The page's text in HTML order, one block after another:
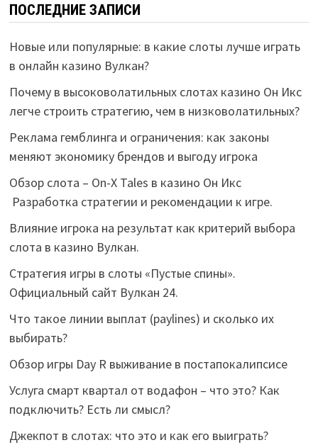
ПОСЛЕДНИЕ ЗАПИСИ
Новые или популярные: в какие слоты лучше играть
в онлайн казино Вулкан?
Почему в высоковолатильных слотах казино Он Икс
легче строить стратегию, чем в низковолатильных?
Реклама гемблинга и ограничения: как законы
меняют экономику брендов и выгоду игрока
Обзор слота – On-X Tales в казино Он Икс
Разработка стратегии и рекомендации к игре.
Влияние игрока на результат как критерий выбора
слота в казино Вулкан.
Стратегия игры в слоты «Пустые спины».
Официальный сайт Вулкан 24.
Что такое линии выплат (paylines) и сколько их
выбирать?
Обзор игры Day R выживание в постапокалипсисе
Услуга смарт квартал от водафон – что это? Как
подключить? Есть ли смысл?
Джекпот в слотах: что это и как его выиграть?